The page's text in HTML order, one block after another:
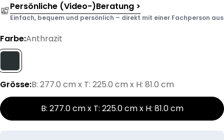
Persönliche (Video-)Beratung >
Einfach, bequem und persönlich – direkt mit einer Fachperson aus
Farbe:Anthrazit
Grösse:B: 277.0 cm x T: 225.0 cm x H: 81.0 cm
B: 277.0 cm x T: 225.0 cm x H: 81.0 cm